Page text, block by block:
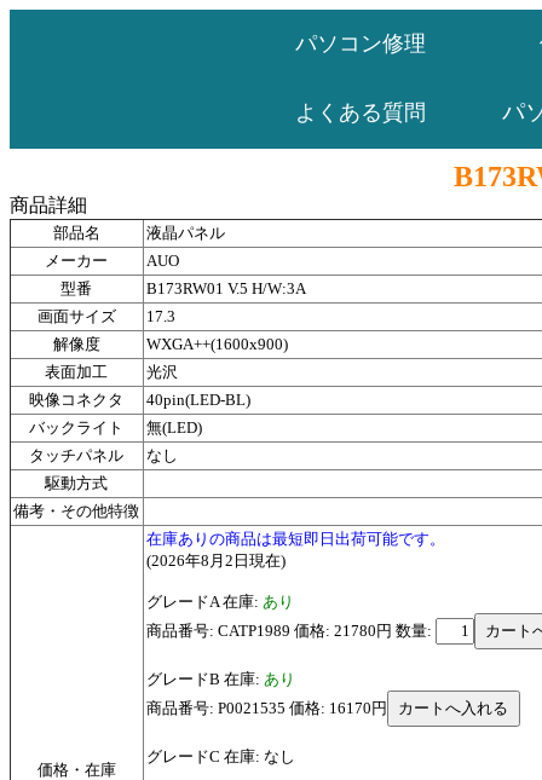
パソコン修理
よくある質問 パ
商品詳細
部品名
液晶パネル
メーカー
AUO
型番
B173RW01 V.5 H/W:3A
画面サイズ
17.3
解像度
WXGA++(1600x900)
表面加工
光沢
映像コネクタ
40pin(LED-BL)
バックライト
無(LED)
タッチパネル
なし
駆動方式
備考・その他特徴
価格・在庫
在庫ありの商品は最短即日出荷可能です。
(2026年8月2日現在)
グレードA 在庫: あり
商品番号: CATP1989 価格: 21780円 数量:
グレードB 在庫: あり
商品番号: P0021535 価格: 16170円
グレードC 在庫: なし